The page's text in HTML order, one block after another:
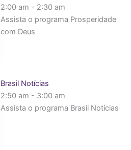
2:00 am - 2:30 am
Assista o programa Prosperidade
com Deus
Brasil Notícias
2:50 am - 3:00 am
Assista o programa Brasil Notícias